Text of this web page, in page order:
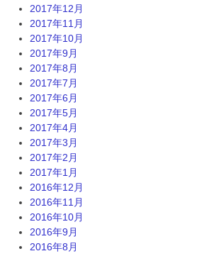
2017年12月
2017年11月
2017年10月
2017年9月
2017年8月
2017年7月
2017年6月
2017年5月
2017年4月
2017年3月
2017年2月
2017年1月
2016年12月
2016年11月
2016年10月
2016年9月
2016年8月